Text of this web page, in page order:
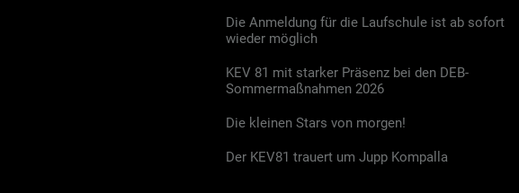
Die Anmeldung für die Laufschule ist ab sofort
wieder möglich
KEV 81 mit starker Präsenz bei den DEB-
Sommermaßnahmen 2026
Die kleinen Stars von morgen!
Der KEV81 trauert um Jupp Kompalla